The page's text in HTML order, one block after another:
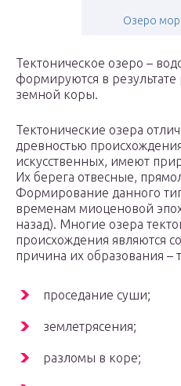
Озеро
Тектоническое озеро –
формируются в
земной коры.
Тектонические озера
древностью
искусственных, имеют
Их берега отвесные,
Формирование данного
временам миоценовой
назад). Многие озера
происхождения являются
причина их образования –
проседание суши;
землетрясения;
разломы в коре;